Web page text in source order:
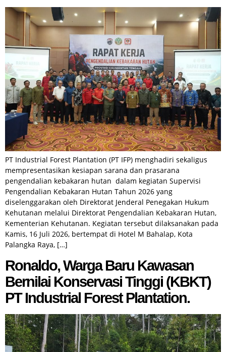
PT Industrial Forest Plantation (PT IFP) menghadiri sekaligus
mempresentasikan kesiapan sarana dan prasarana
pengendalian kebakaran hutan dalam kegiatan Supervisi
Pengendalian Kebakaran Hutan Tahun 2026 yang
diselenggarakan oleh Direktorat Jenderal Penegakan Hukum
Kehutanan melalui Direktorat Pengendalian Kebakaran Hutan,
Kementerian Kehutanan. Kegiatan tersebut dilaksanakan pada
Kamis, 16 Juli 2026, bertempat di Hotel M Bahalap, Kota
Palangka Raya, […]
Ronaldo, Warga Baru Kawasan
Bernilai Konservasi Tinggi (KBKT)
PT Industrial Forest Plantation.